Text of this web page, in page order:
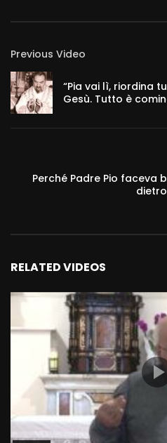
Previous Video
“Pia vai lì, riordina
Gesù. Tutto è
Perché Padre Pio faceva
RELATED VIDEOS